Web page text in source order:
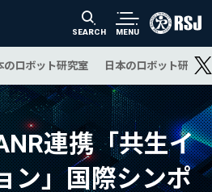
SEARCH MENU
のロボット研究室 日本のロボット研究
連携「共生イ
ン」国際シンポ